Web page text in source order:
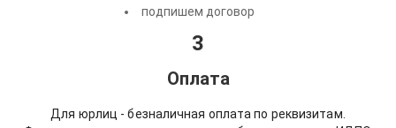
подпишем договор
3
Оплата
Для юрлиц - безналичная оплата по реквизитам.